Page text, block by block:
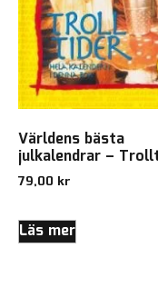
Världens bästa
julkalendrar –
79,00 kr
Läs mer